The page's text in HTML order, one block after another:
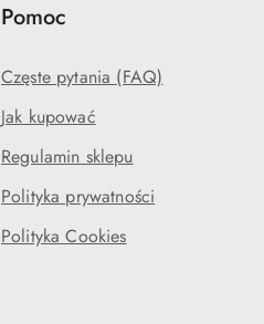
Pomoc
Częste pytania (FAQ)
Jak kupować
Regulamin sklepu
Polityka prywatności
Polityka Cookies